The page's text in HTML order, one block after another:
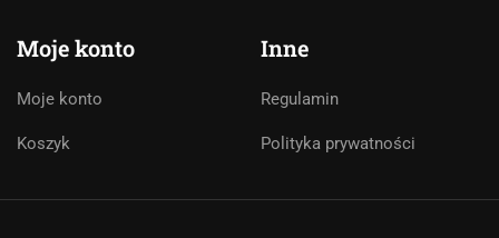
Moje konto
Moje konto
Koszyk
Inne
Regulamin
Polityka prywatności
asystentem AI. Jak mogę Ci pomóc?